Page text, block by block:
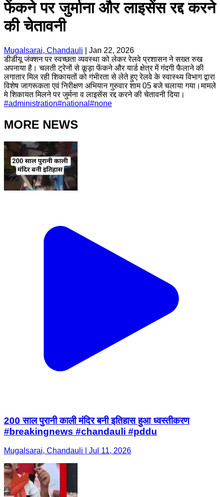
फेंकने पर जुर्माना और लाइसेंस रद्द करने
की चेतावनी
Mugalsarai, Chandauli
Jan 22, 2026
डीडीयू जंक्शन पर स्वच्छता व्यवस्था को लेकर रेलवे प्रशासन ने सख्त रुख
अपनाया है। चलती ट्रेनों से कूड़ा फेंकने और यार्ड क्षेत्र में गंदगी फैलाने की
लगातार मिल रही शिकायतों को गंभीरता से लेते हुए रेलवे के स्वास्थ्य विभाग द्वारा
विशेष जागरूकता एवं निरीक्षण अभियान गुरुवार शाम 05 बजे चलाया गया।मामले
मे शिकायत मिलने पर जुर्मना व लाइसेंस रद्द करने की चेतावनी दिया।
#administration#national #none
MORE NEWS
200 साल पुरानी काली मंदिर बनी इतिहास हुआ ध्वस्तीकरण
#breakingnews #chandauli #pddu
Mugalsarai, Chandauli | Jul 11, 2026